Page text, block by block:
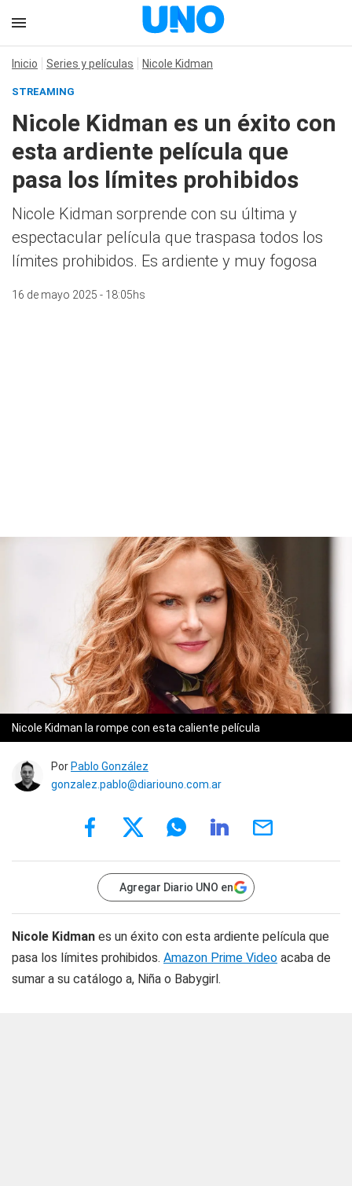
Inicio Series y películas Nicole Kidman
STREAMING
Nicole Kidman es un éxito con
esta ardiente película que
pasa los límites prohibidos
Nicole Kidman sorprende con su última y
espectacular película que traspasa todos los
límites prohibidos. Es ardiente y muy fogosa
16 de mayo 2025 - 18:05hs
Nicole Kidman la rompe con esta caliente película
Por Pablo González
gonzalez.pablo@diariouno.com.ar
Agregar Diario UNO en
Nicole Kidman es un éxito con esta ardiente película que
pasa los límites prohibidos. Amazon Prime Video acaba de
sumar a su catálogo a, Niña o Babygirl.